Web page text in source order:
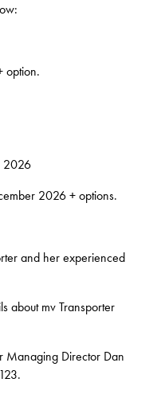
option.
2026
2026 + options.
and her experienced
about mv Transporter
Managing Director Dan